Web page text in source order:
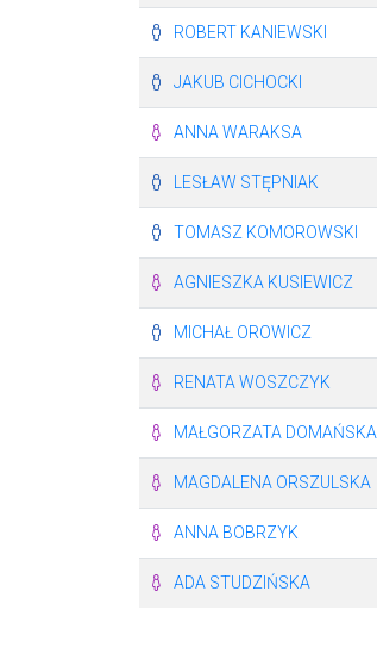
ROBERT KANIEWSKI
JAKUB CICHOCKI
ANNA WARAKSA
LESŁAW STĘPNIAK
TOMASZ KOMOROWSKI
AGNIESZKA KUSIEWICZ
MICHAŁ OROWICZ
RENATA WOSZCZYK
MAŁGORZATA DOMAŃSKA
MAGDALENA ORSZULSKA
ANNA BOBRZYK
ADA STUDZIŃSKA